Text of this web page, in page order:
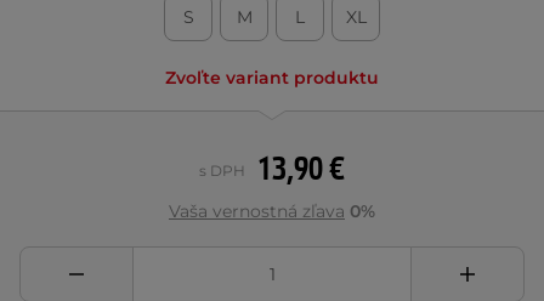
S M L XL
Zvoľte variant produktu
13,90 €
s DPH
Vaša vernostná zľava 0%